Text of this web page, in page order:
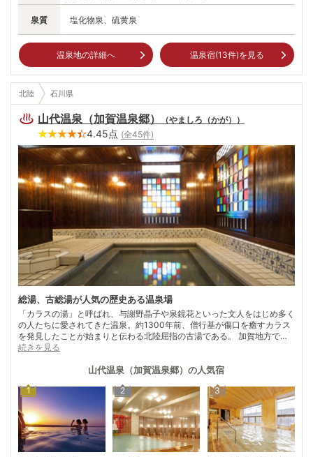
泉質 塩化物泉、硫黄泉
温泉地の詳細へ 温泉宿(13件)を見る
北陸 石川県
山代温泉（加賀温泉郷） （やましろ（かが） ）
4.45点 (全45件)
総湯、古総湯が人気の歴史ある温泉場
「カラスの湯」と呼ばれ、与謝野晶子や泉鏡花といった文人をはじめ多く
の人たちに愛されてきた温泉。約1300年前、僧行基が傷口を癒すカラス
を発見したことが始まりと伝わる北陸屈指の古湯である。 加賀地方で
は、共同浴場のことを「総湯」と呼ぶとか。総湯「浴殿」の周りは「湯の
再現した「古総湯」は、源泉かけ流しの入浴が体験できる。 古総湯を囲
「浴殿」から伸びる商店街には土産物屋などが建ち並び温泉情緒を高め
る。
続きを見る
山代温泉（加賀温泉郷） の人気宿
1 2 3